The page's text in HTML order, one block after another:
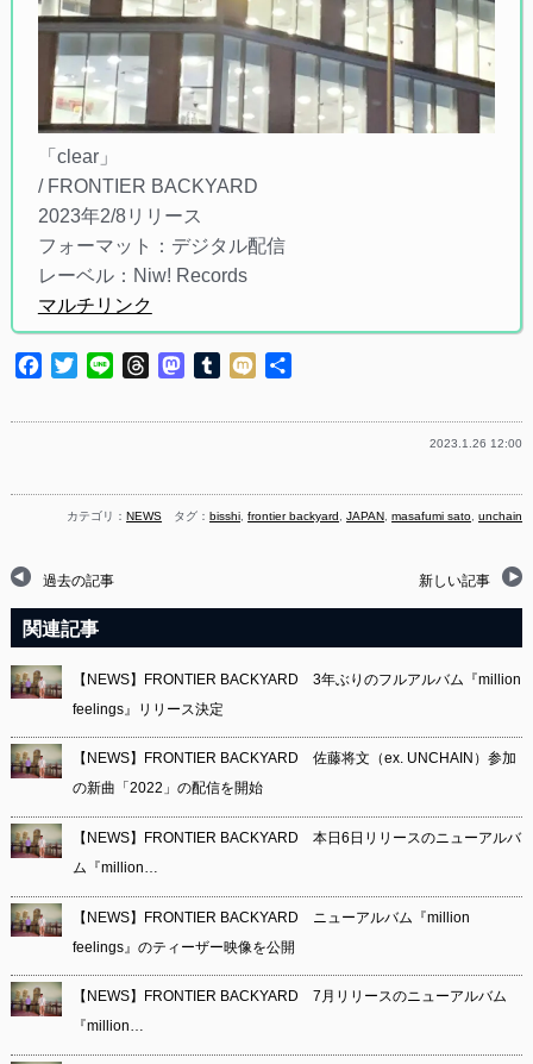
「clear」
/ FRONTIER BACKYARD
2023年2/8リリース
フォーマット：デジタル配信
レーベル：Niw! Records
マルチリンク
Facebook
TwitterLine ThreadsMastodon
Tumblr
Mixi
2023.1.26 12:00
カテゴリ：NEWS タグ：bisshi ,frontier backyard ,JAPAN ,masafumi sato ,unchain
過去の記事 新しい記事
関連記事
【NEWS】FRONTIER BACKYARD 3年ぶりのフルアルバム『million
feelings』リリース決定
【NEWS】FRONTIER BACKYARD 佐藤将文（ex. UNCHAIN）参加
の新曲「2022」の配信を開始
【NEWS】FRONTIER BACKYARD 本日6日リリースのニューアルバ
ム『million…
【NEWS】FRONTIER BACKYARD ニューアルバム『million
feelings』のティーザー映像を公開
【NEWS】FRONTIER BACKYARD 7月リリースのニューアルバム
『million…